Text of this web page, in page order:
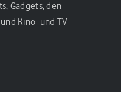
Gadgets, den
Kino- und TV-